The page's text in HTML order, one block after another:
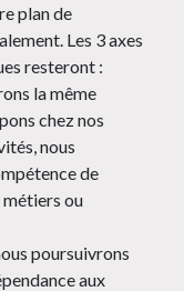
plan de
Les 3 axes
resteront :
la même
chez nos
nous
de
métiers ou
poursuivrons
aux